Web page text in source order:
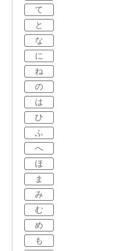
て
と
な
に
ね
の
は
ひ
ふ
へ
ほ
ま
み
む
め
も